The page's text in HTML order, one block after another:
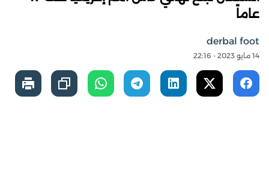
عاماً
derbal foot
14 مايو 2023 - 22:16